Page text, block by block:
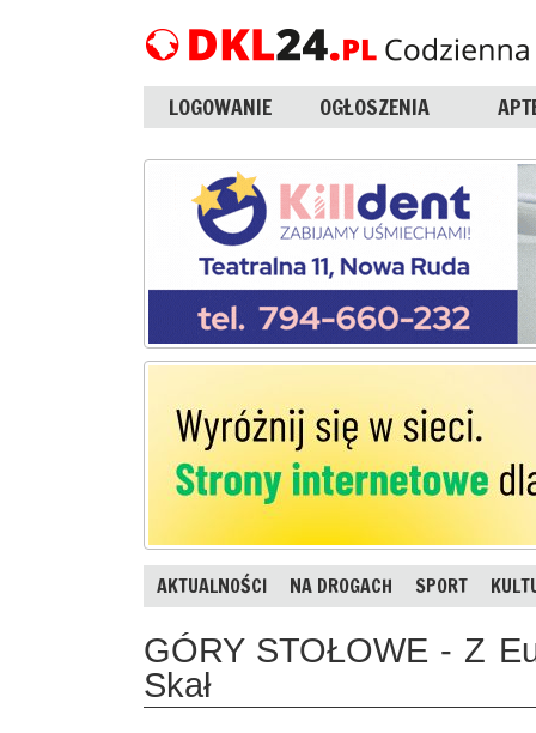
LOGOWANIE OGŁOSZENIA
AKTUALNOŚCI NA DROGACH SPORT
GÓRY STOŁOWE - Z
Skał